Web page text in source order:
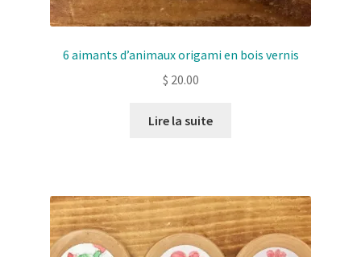
6 aimants d’animaux origami en bois vernis
$ 20.00
Lire la suite